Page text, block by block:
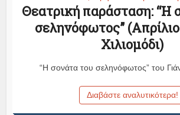
Θεατρική παράσταση: “Η
σεληνόφωτος”
Χιλιομόδι)
“Η σονάτα του σεληνόφωτος” του
Διαβάστε αναλυτικότερα!